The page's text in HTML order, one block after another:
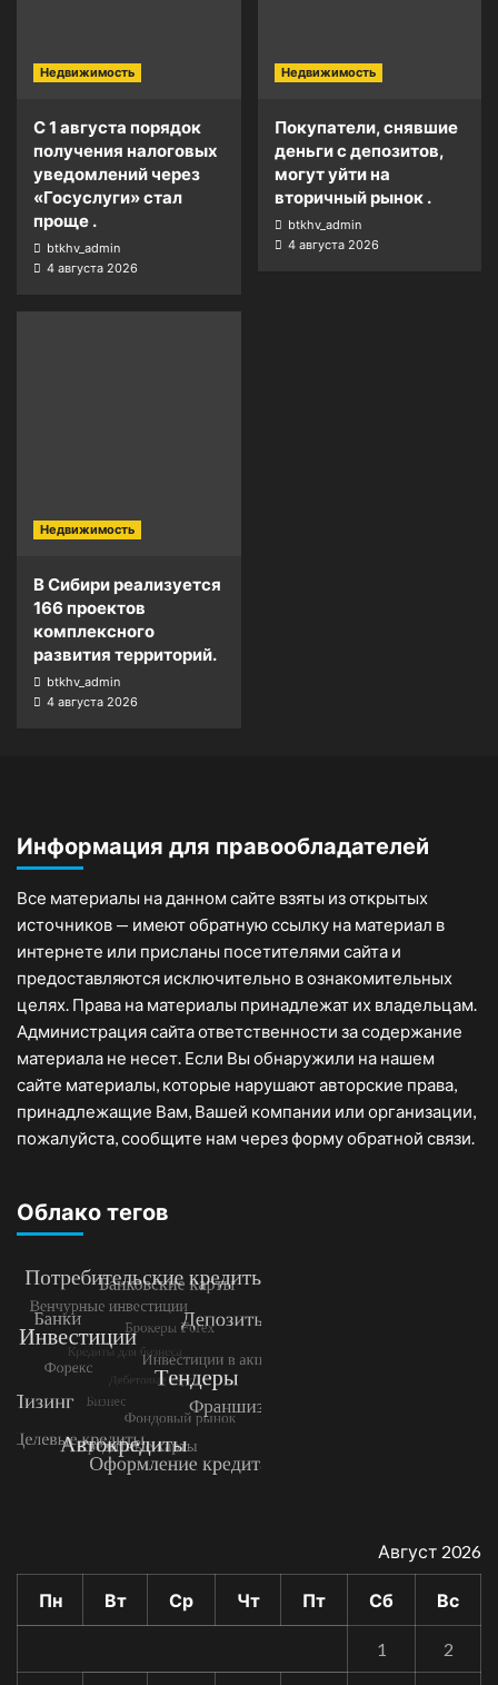
Недвижимость
С 1 августа порядок
получения налоговых
уведомлений через
«Госуслуги» стал
проще .
btkhv_admin
4 августа 2026
Недвижимость
Покупатели, снявшие
деньги с депозитов,
могут уйти на
вторичный рынок .
btkhv_admin
4 августа 2026
Недвижимость
В Сибири реализуется
166 проектов
комплексного
развития территорий.
btkhv_admin
4 августа 2026
Информация для правообладателей
Все материалы на данном сайте взяты из открытых
источников — имеют обратную ссылку на материал в
интернете или присланы посетителями сайта и
предоставляются исключительно в ознакомительных
целях. Права на материалы принадлежат их владельцам.
Администрация сайта ответственности за содержание
материала не несет. Если Вы обнаружили на нашем
сайте материалы, которые нарушают авторские права,
принадлежащие Вам, Вашей компании или организации,
пожалуйста, сообщите нам через форму обратной связи.
Облако тегов
Август 2026
Пн Вт Ср Чт Пт Сб Вс
1 2